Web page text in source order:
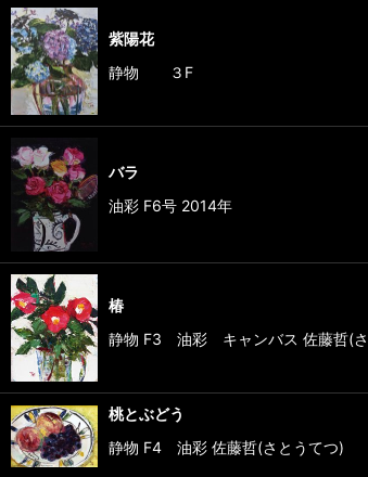
紫陽花
静物 ３F
バラ
油彩 F6号 2014年
椿
静物 F3 油彩 キャンバス 佐藤哲(さ
桃とぶどう
静物 F4 油彩 佐藤哲(さとうてつ)